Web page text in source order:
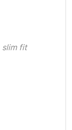
slim fit